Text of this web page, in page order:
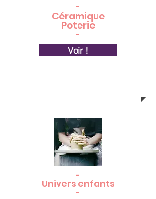
-
Céramique
Poterie
-
Voir !
-
Univers enfants
-